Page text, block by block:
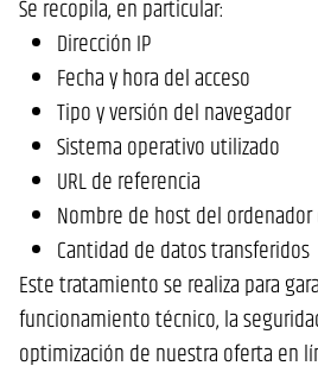
Se recopila, en particular:
Dirección IP
Fecha y hora del acceso
Tipo y versión del navegador
Sistema operativo utilizado
URL de referencia
Nombre de host del ordenador
Cantidad de datos transferidos
Este tratamiento se realiza para
funcionamiento técnico, la
optimización de nuestra oferta en